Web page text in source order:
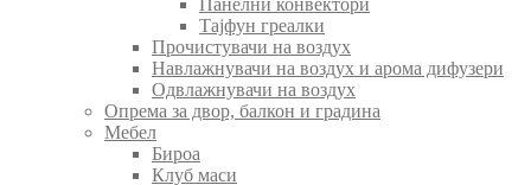
Панелни конвектори
Тајфун греалки
Прочистувачи на воздух
Навлажнувачи на воздух и арома дифузери
Одвлажнувачи на воздух
Опрема за двор, балкон и градина
Мебел
Бироа
Клуб маси